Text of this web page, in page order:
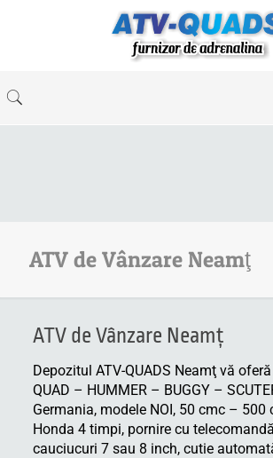
ATV de Vânzare Neamţ
ATV de Vânzare Neamţ
Depozitul ATV-QUADS Neamţ vă
QUAD – HUMMER – BUGGY –
Germania, modele NOI, 50 cmc – 500
Honda 4 timpi, pornire cu
cauciucuri 7 sau 8 inch, cutie